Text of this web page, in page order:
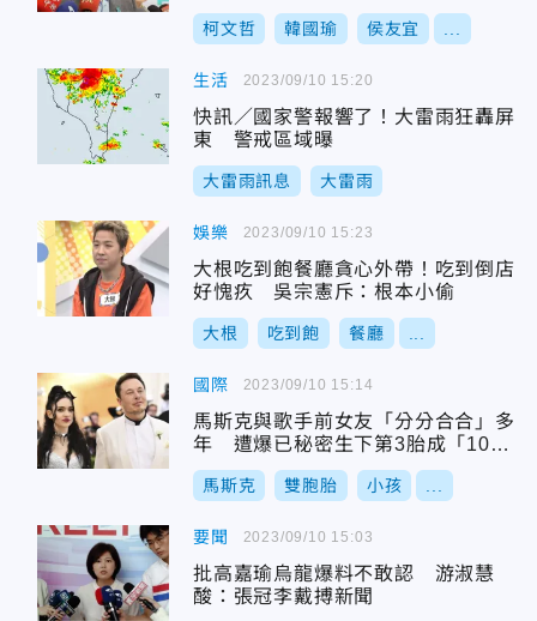
柯文哲 韓國瑜 侯友宜
生活
快訊／國家警報響了！大雷雨狂轟屏
東 警戒區域曝
大雷雨訊息 大雷雨
2023/09/10 15:20
娛樂
大根吃到飽餐廳貪心外帶！吃到倒店
好愧疚 吳宗憲斥：根本小偷
大根 吃到飽 餐廳
2023/09/10 15:23
國際
馬斯克與歌手前女友「分分合合」多
年 遭爆已秘密生下第3胎成「10寶
爸」
馬斯克 雙胞胎 小孩
2023/09/10 15:14
要聞
批高嘉瑜烏龍爆料不敢認 游淑慧
酸：張冠李戴搏新聞
2023/09/10 15:03